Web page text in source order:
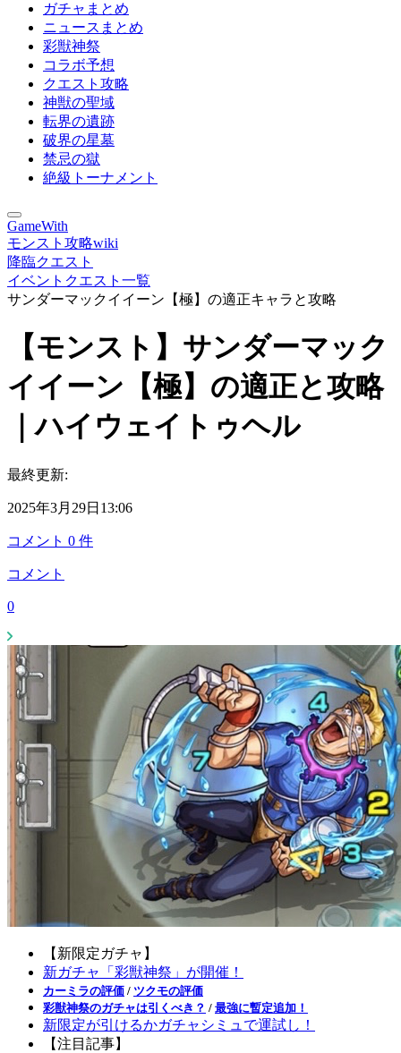
ガチャまとめ
ニュースまとめ
彩獣神祭
コラボ予想
クエスト攻略
神獣の聖域
転界の遺跡
破界の星墓
禁忌の獄
絶級トーナメント
GameWith
モンスト攻略wiki
降臨クエスト
イベントクエスト一覧
サンダーマックイイーン【極】の適正キャラと攻略
【モンスト】サンダーマック
イイーン【極】の適正と攻略
｜ハイウェイトゥヘル
最終更新:
2025年3月29日13:06
コメント 0 件
コメント
0
【新限定ガチャ】
新ガチャ「彩獣神祭」が開催！
カーミラの評価 / ツクモの評価
彩獣神祭のガチャは引くべき？ / 最強に暫定追加！
新限定が引けるかガチャシミュで運試し！
【注目記事】